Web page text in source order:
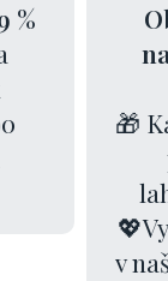
%
🎁
v